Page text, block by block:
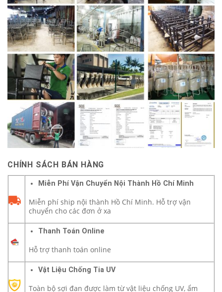
CHÍNH SÁCH BÁN HÀNG
Miễn Phí Vận Chuyển Nội Thành Hồ Chí Minh
Miễn phí ship nội thành Hồ Chí Minh. Hỗ trợ vận
chuyển cho các đơn ở xa
Thanh Toán Online
Hỗ trợ thanh toán online
Vật Liệu Chống Tia UV
Toàn bộ sợi đan được làm từ vật liệu chống UV, ẩm